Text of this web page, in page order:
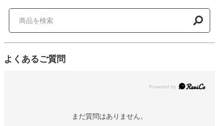
よくあるご質問
Powered by
まだ質問はありません。